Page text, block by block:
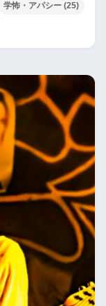
学怖・アパシー (25)